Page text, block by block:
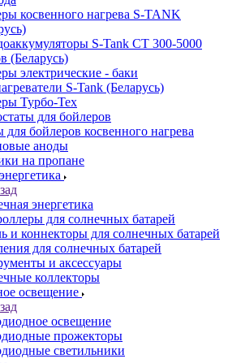
косвенного нагрева S-TANK
S-Tank СТ 300-5000
(Беларусь)
электрические - баки
S-Tank (Беларусь)
Турбо-Тех
для бойлеров
бойлеров косвенного нагрева
аноды
на пропане
энергетика
для солнечных батарей
и коннекторы для солнечных батарей
для солнечных батарей
и аксессуары
коллекторы
освещение
освещение
прожекторы
светильники